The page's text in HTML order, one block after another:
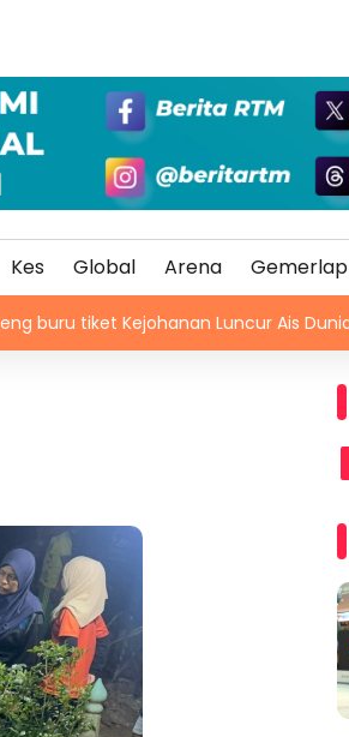
Kes Global Arena Gemerlap
Kejohanan Luncur Ais Dunia 2027